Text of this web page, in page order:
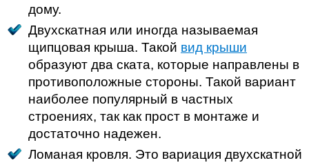
дому.
Двухскатная или иногда называемая
щипцовая крыша. Такой вид крыши
образуют два ската, которые направлены в
противоположные стороны. Такой вариант
наиболее популярный в частных
строениях, так как прост в монтаже и
достаточно надежен.
Ломаная кровля. Это вариация двухскатной